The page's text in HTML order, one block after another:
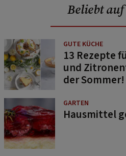
Beliebt auf
GUTE KÜCHE
13 Rezepte
und
der Sommer!
GARTEN
Hausmittel